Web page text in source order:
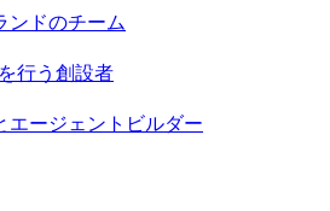
ンドのチーム
行う創設者
エージェントビルダー